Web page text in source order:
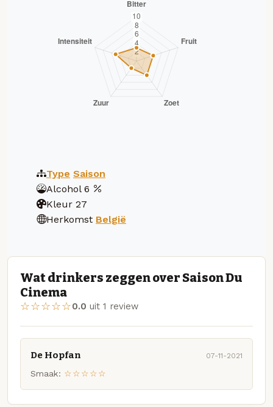
Type Saison
Alcohol 6
Kleur 27
Herkomst België
Wat drinkers zeggen over Saison Du
Cinema
☆☆☆☆☆0.0 uit 1 review
De Hopfan 07-11-2021
Smaak: ☆☆☆☆☆